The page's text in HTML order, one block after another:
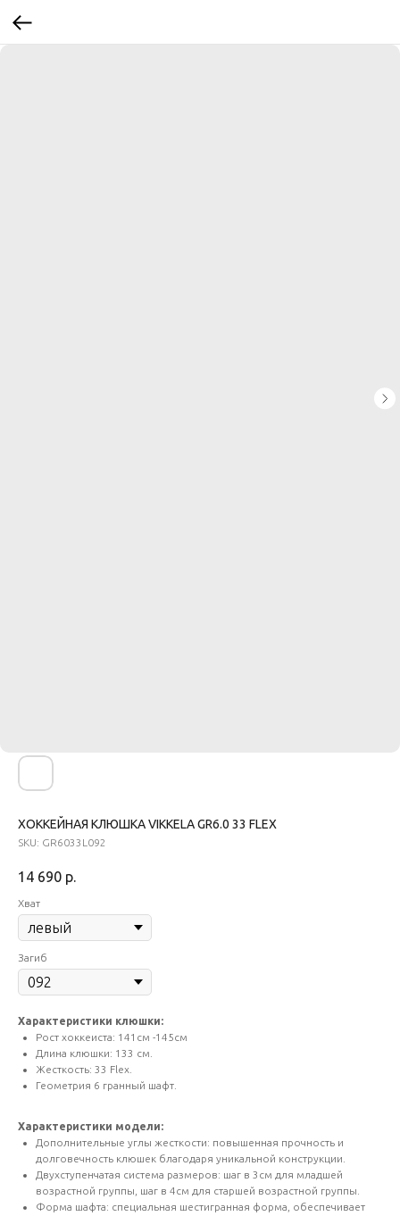
ХОККЕЙНАЯ КЛЮШКА VIKKELA GR6.0 33 FLEX
SKU: GR6033L092
14 690 р.
Хват
Загиб
Характеристики клюшки:
Рост хоккеиста: 141см -145см
Длина клюшки: 133 см.
Жесткость: 33 Flex.
Геометрия 6 гранный шафт.
Характеристики модели:
Дополнительные углы жесткости: повышенная прочность и
долговечность клюшек благодаря уникальной конструкции.
Двухступенчатая система размеров: шаг в 3см для младшей
возрастной группы, шаг в 4см для старшей возрастной группы.
Форма шафта: специальная шестигранная форма, обеспечивает